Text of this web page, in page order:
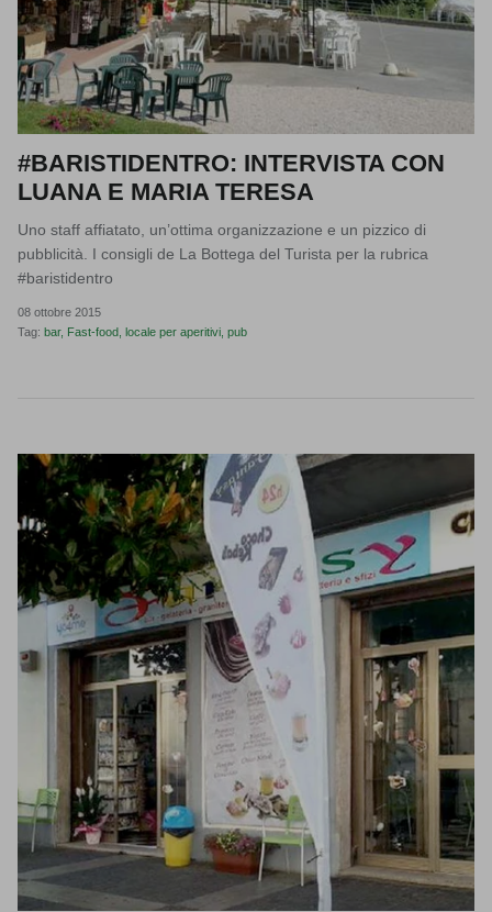
#BARISTIDENTRO: INTERVISTA CON
LUANA E MARIA TERESA
Uno staff affiatato, un’ottima organizzazione e un pizzico di
pubblicità. I consigli de La Bottega del Turista per la rubrica
#baristidentro
08 ottobre 2015
Tag: bar Fast-food locale per aperitivi pub